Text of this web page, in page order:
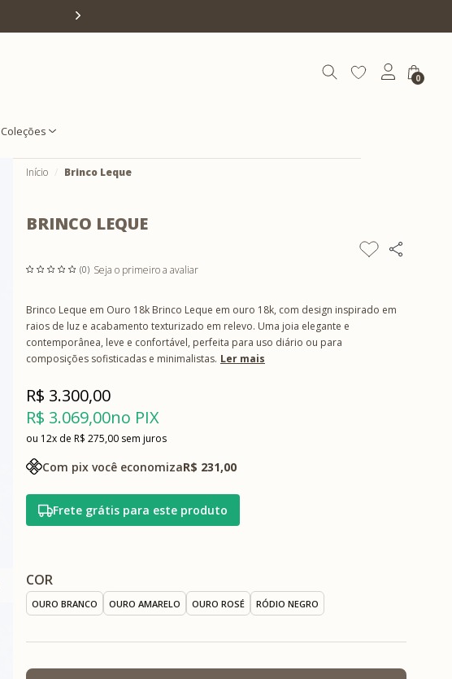
0
Coleções
Início Brinco Leque
BRINCO LEQUE
(0) Seja o primeiro a avaliar
Brinco Leque em Ouro 18k Brinco Leque em ouro 18k, com design inspirado em
raios de luz e acabamento texturizado em relevo. Uma joia elegante e
contemporânea, leve e confortável, perfeita para uso diário ou para
composições sofisticadas e minimalistas. Ler mais
R$ 3.069,00no PIX
R$ 3.300,00
12x R$ 275,00 sem juros
Com pix você economizaR$ 231,00
Frete grátis para este produto
COR
OURO BRANCO OURO AMARELO OURO ROSÉ RÓDIO NEGRO